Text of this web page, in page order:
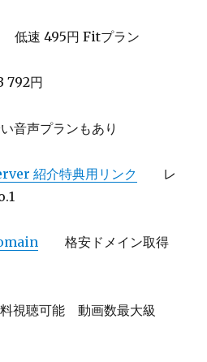
速 495円 Fitプラン
円
声プランもあり
紹介特典用リンク
レ
格安ドメイン取得
視聴可能 動画数最大級